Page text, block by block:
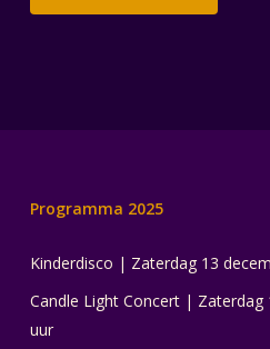
Programma 2025
Kinderdisco | Zaterdag 13
Candle Light Concert | Zaterdag
uur